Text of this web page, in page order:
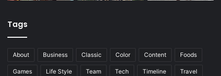
Tags
About Business Classic Color Content Foods
Games Life Style Team Tech Timeline Travel